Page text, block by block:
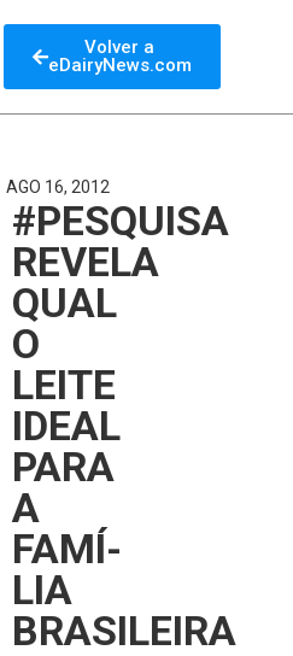
Volver a
eDairyNews.com
AGO 16, 2012
#PESQUISA
REVELA
QUAL
O
LEITE
IDEAL
PARA
A
FAMÍ­
LIA
BRASILEIRA